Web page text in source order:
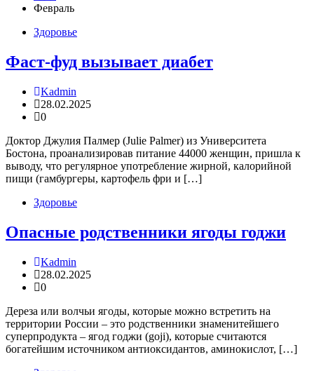
Февраль
Здоровье
Фаст-фуд вызывает диабет
Kadmin
28.02.2025
0
Доктор Джулия Палмер (Julie Palmer) из Университета
Бостона, проанализировав питание 44000 женщин, пришла к
выводу, что регулярное употребление жирной, калорийной
пищи (гамбургеры, картофель фри и […]
Здоровье
Опасные родственники ягоды годжи
Kadmin
28.02.2025
0
Дереза или волчьи ягоды, которые можно встретить на
территории России – это родственники знаменитейшего
суперпродукта – ягод годжи (goji), которые считаются
богатейшим источником антиоксидантов, аминокислот, […]